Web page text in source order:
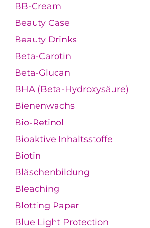
BB-Cream
Beauty Case
Beauty Drinks
Beta-Carotin
Beta-Glucan
BHA (Beta-Hydroxysäure)
Bienenwachs
Bio-Retinol
Bioaktive Inhaltsstoffe
Biotin
Bläschenbildung
Bleaching
Blotting Paper
Blue Light Protection